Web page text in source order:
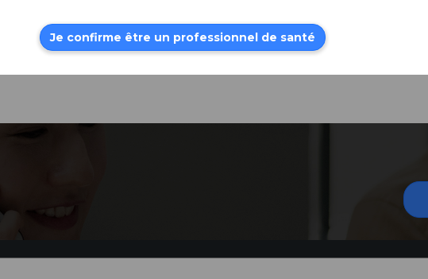
Je confirme être un professionnel de santé